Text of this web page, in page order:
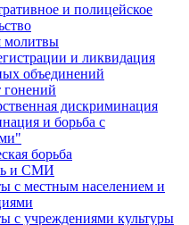
и полицейское
молитвы
и ликвидация
объединений
гонений
дискриминация
и борьба с
борьба
и СМИ
с местным населением и
с учреждениями культуры